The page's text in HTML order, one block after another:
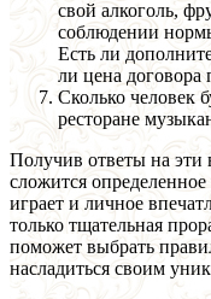
свой алкоголь,
соблюдении
Есть ли
ли цена договора
Сколько человек
ресторане
Получив ответы на эти
сложится
играет и личное
только тщательная
поможет выбрать
насладиться своим